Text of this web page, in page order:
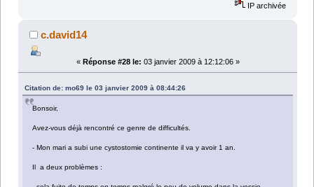
IP archivée
c.david14
« Réponse #28 le: 03 janvier 2009 à 12:12:06 »
Citation de: mo69 le 03 janvier 2009 à 08:44:26
Bonsoir,
Avez-vous déjà rencontré ce genre de difficultés.
- Mon mari a subi une cystostomie continente il va y avoir 1 an.
Il a deux problèmes :